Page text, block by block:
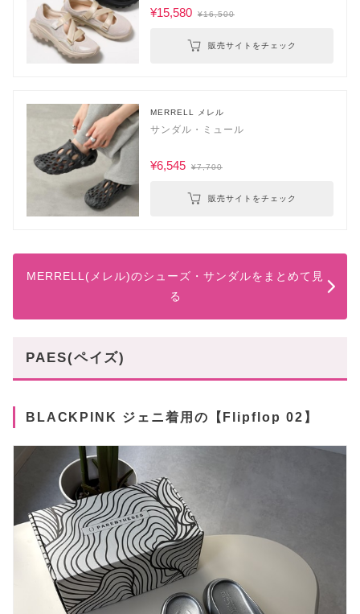
¥15,580 ¥16,500
販売サイトをチェック
MERRELL メレル
サンダル・ミュール
¥6,545 ¥7,700
販売サイトをチェック
MERRELL(メレル)のシューズ・サンダルをまとめて見
る
PAES(ペイズ)
BLACKPINK ジェニ着用の【Flipflop 02】